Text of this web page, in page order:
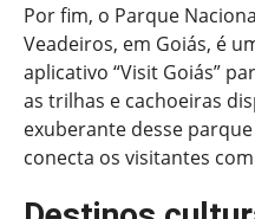
Por fim, o Parque
Veadeiros, em Goiás, é
aplicativo “Visit Goiás”
as trilhas e cachoeiras
exuberante desse
conecta os visitantes